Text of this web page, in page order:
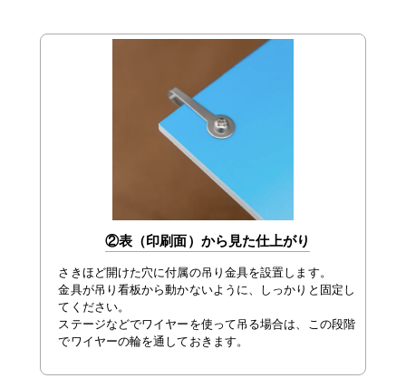
②表（印刷面）から見た仕上がり
さきほど開けた穴に付属の吊り金具を設置します。
金具が吊り看板から動かないように、しっかりと固定し
てください。
ステージなどでワイヤーを使って吊る場合は、この段階
でワイヤーの輪を通しておきます。